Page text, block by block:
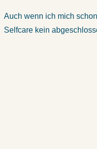
Auch wenn ich mich
Selfcare kein